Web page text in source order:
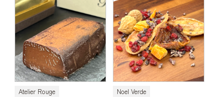
Atelier Rouge Noel Verde